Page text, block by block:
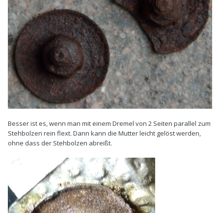
Besser ist es, wenn man mit einem Dremel von 2 Seiten parallel zum
Stehbolzen rein flext. Dann kann die Mutter leicht gelöst werden,
ohne dass der Stehbolzen abreißt.